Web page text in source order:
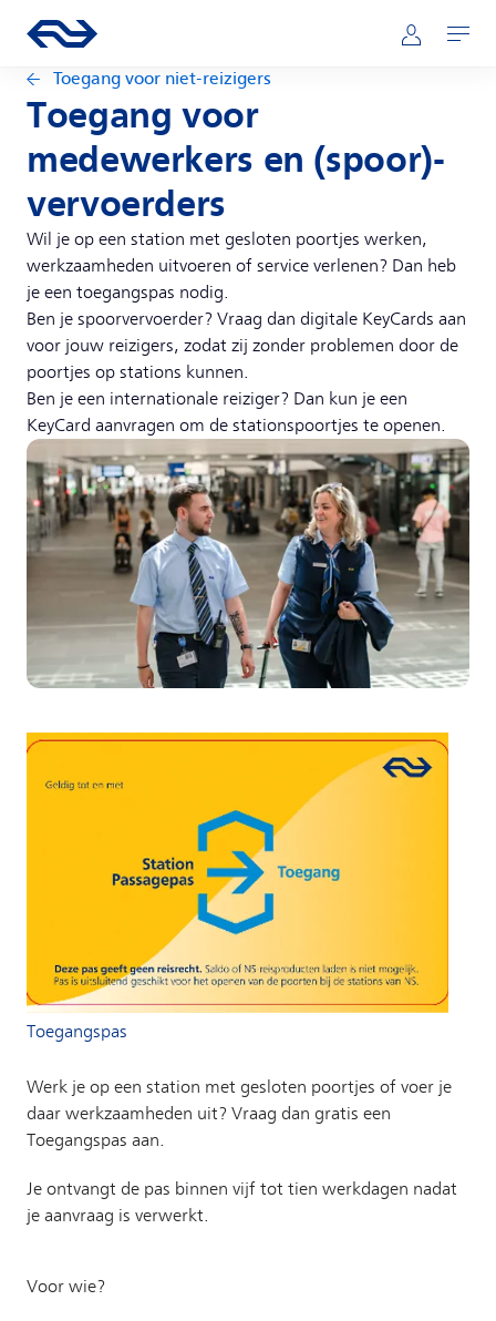
Hoofdnavigatie
Ga naar de homepage van ns.nl Mijn NS
Openen
Toegang voor niet-reizigers
Toegang voor
medewerkers en (spoor)-
vervoerders
Wil je op een station met gesloten poortjes werken,
werkzaamheden uitvoeren of service verlenen? Dan heb
je een toegangspas nodig.
Ben je spoorvervoerder? Vraag dan digitale KeyCards aan
voor jouw reizigers, zodat zij zonder problemen door de
poortjes op stations kunnen.
Ben je een internationale reiziger? Dan kun je een
KeyCard aanvragen om de stationspoortjes te openen.
Toegangspas